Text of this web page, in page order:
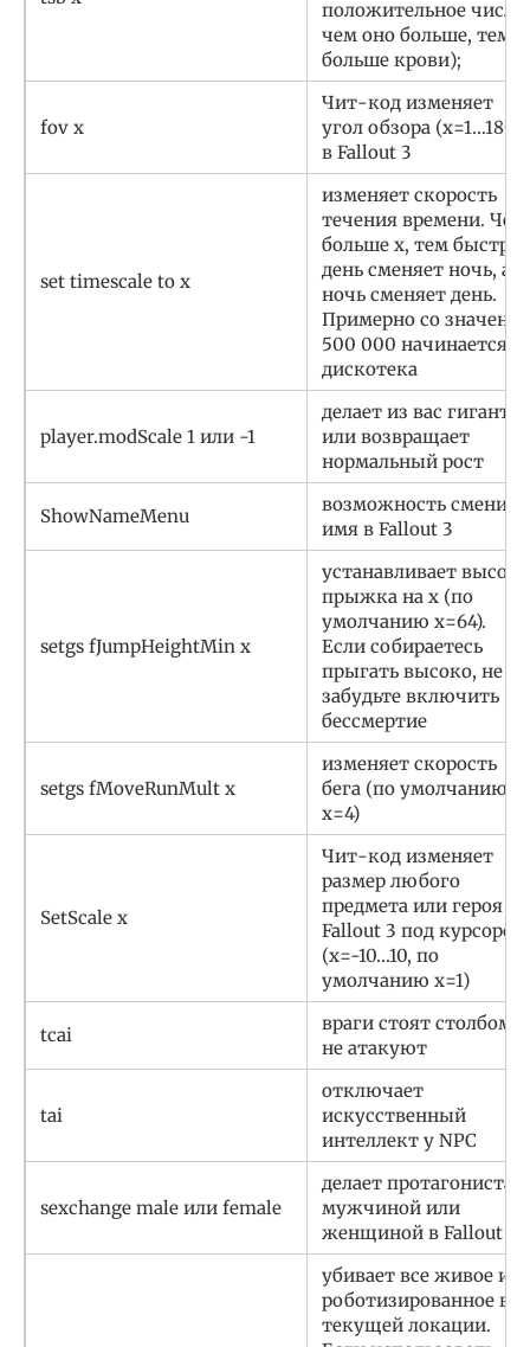
положительное число,
чем оно больше, тем
больше крови);
fov x
Чит-код изменяет
угол обзора (х=1…180)
в Fallout 3
set timescale to х
изменяет скорость
течения времени. Чем
больше х, тем быстрее
день сменяет ночь, а
ночь сменяет день.
Примерно со значения
500 000 начинается
дискотека
player.modScale 1 или -1
делает из вас гиганта
или возвращает
нормальный рост
ShowNameMenu
возможность сменить
имя в Fallout 3
setgs fJumpHeightMin х
устанавливает высоту
прыжка на х (по
умолчанию х=64).
Если собираетесь
прыгать высоко, не
забудьте включить
бессмертие
setgs fMoveRunMult х
изменяет скорость
бега (по умолчанию
х=4)
SetScale x
Чит-код изменяет
размер любого
предмета или героя в
Fallout 3 под курсором
(х=-10…10, по
умолчанию х=1)
tcai
враги стоят столбом и
не атакуют
tai
отключает
искусственный
интеллект у NPC
sexchange male или female
делает протагониста
мужчиной или
женщиной в Fallout 3
убивает все живое и
роботизированное в
текущей локации.